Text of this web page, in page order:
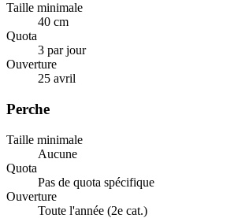
Taille minimale
40 cm
Quota
3 par jour
Ouverture
25 avril
Perche
Taille minimale
Aucune
Quota
Pas de quota spécifique
Ouverture
Toute l'année (2e cat.)